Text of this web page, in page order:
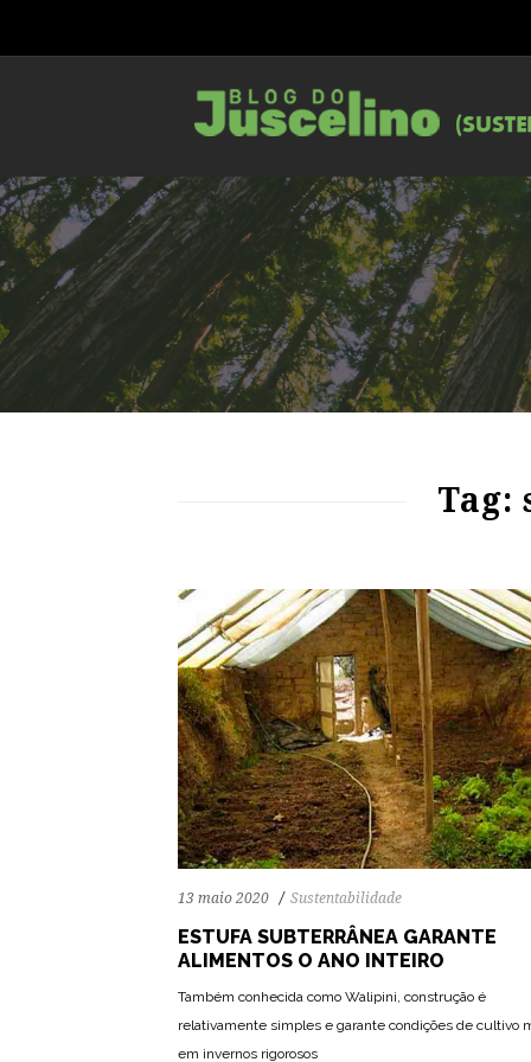
Tag:
13 maio 2020 Sustentabilidade
ESTUFA SUBTERRÂNEA GARANTE
ALIMENTOS O ANO INTEIRO
Também conhecida como Walipini, construção é
relativamente simples e garante condições de cultivo
em invernos rigorosos